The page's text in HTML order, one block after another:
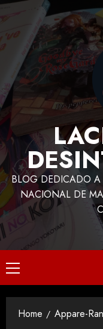
BLOG DEDICADO A
NACIONAL DE
Home Appare-